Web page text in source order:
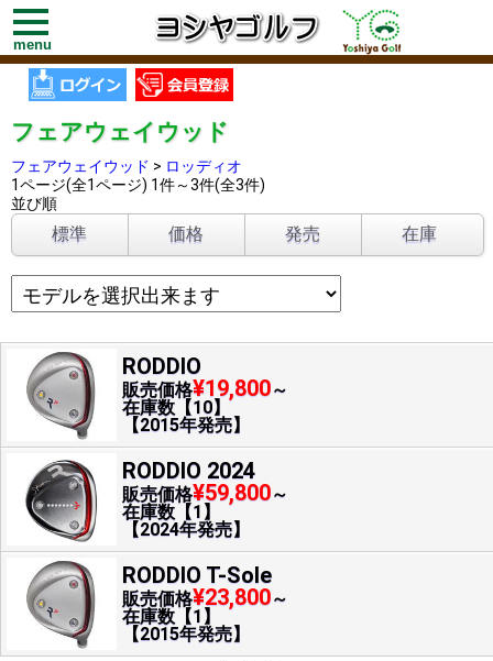
toggle
navigation
menu
フェアウェイウッド
フェアウェイウッド > ロッディオ
1ページ(全1ページ) 1件～3件(全3件)
並び順
標準 価格 発売 在庫
RODDIO
販売価格¥19,800～
在庫数【10】
【2015年発売】
RODDIO 2024
販売価格¥59,800～
在庫数【1】
【2024年発売】
RODDIO T-Sole
販売価格¥23,800～
在庫数【1】
【2015年発売】